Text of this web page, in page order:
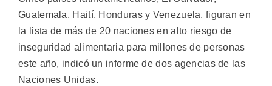
Guatemala, Haití, Honduras y Venezuela, figuran en
la lista de más de 20 naciones en alto riesgo de
inseguridad alimentaria para millones de personas
este año, indicó un informe de dos agencias de las
Naciones Unidas.